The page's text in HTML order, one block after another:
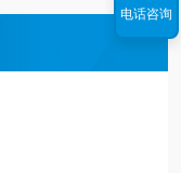
电话咨询